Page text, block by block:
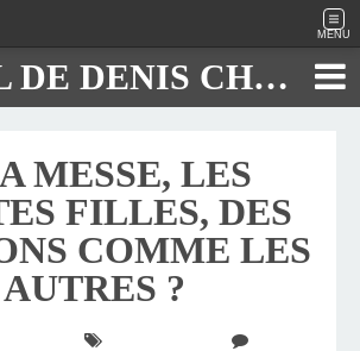
MENU
JOURNAL DE DENIS CHAUTARD
MESSE, LES
FILLES, DES
COMME LES
AUTRES ?